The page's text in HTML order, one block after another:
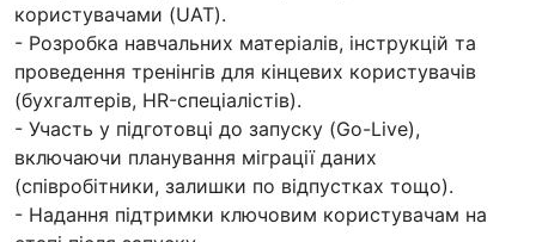
користувачами (UAT).
- Розробка навчальних матеріалів, інструкцій та
проведення тренінгів для кінцевих користувачів
(бухгалтерів, HR-спеціалістів).
- Участь у підготовці до запуску (Go-Live),
включаючи планування міграції даних
(співробітники, залишки по відпустках тощо).
- Надання підтримки ключовим користувачам на